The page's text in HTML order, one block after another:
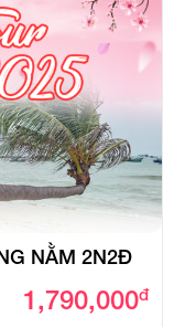
NẰM 2N2Đ
1,790,000đ